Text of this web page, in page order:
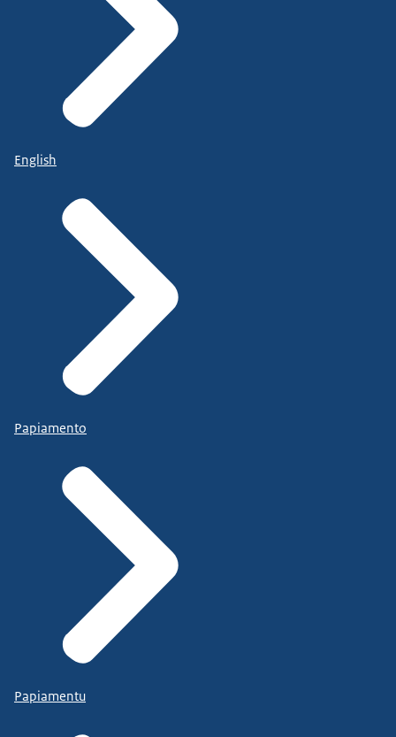
English
Papiamento
Papiamentu